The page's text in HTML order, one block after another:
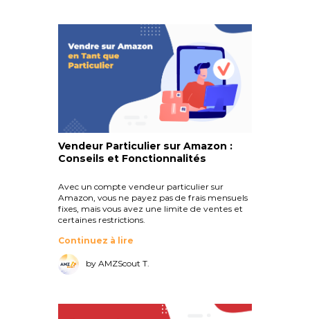
Vendeur Particulier sur Amazon :
Conseils et Fonctionnalités
Avec un compte vendeur particulier sur
Amazon, vous ne payez pas de frais mensuels
fixes, mais vous avez une limite de ventes et
certaines restrictions.
by AMZScout T.
Continuez à lire